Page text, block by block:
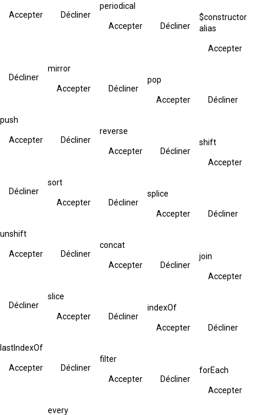
Accepter Décliner
periodical
Accepter Décliner
$constructor
alias
Accepter
Décliner
mirror
Accepter Décliner
pop
Accepter Décliner
push
Accepter Décliner
reverse
Accepter Décliner
shift
Accepter
Décliner
sort
Accepter Décliner
splice
Accepter Décliner
unshift
Accepter Décliner
concat
Accepter Décliner
join
Accepter
Décliner
slice
Accepter Décliner
indexOf
Accepter Décliner
lastIndexOf
Accepter Décliner
filter
Accepter Décliner
forEach
Accepter
every